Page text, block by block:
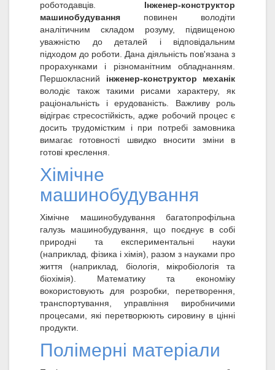
роботодавців. Інженер-конструктор
машинобудування повинен володіти
аналітичним складом розуму, підвищеною
уважністю до деталей і відповідальним
підходом до роботи. Дана діяльність пов'язана з
прорахунками і різноманітним обладнанням.
Першокласний інженер-конструктор механік
володіє також такими рисами характеру, як
раціональність і ерудованість. Важливу роль
відіграє стресостійкість, адже робочий процес є
досить трудомістким і при потребі замовника
вимагає готовності швидко вносити зміни в
готові креслення.
Хімічне
машинобудування
Хімічне машинобудування багатопрофільна
галузь машинобудування, що поєднує в собі
природні та експериментальні науки
(наприклад, фізика і хімія), разом з науками про
життя (наприклад, біологія, мікробіологія та
біохімія). Математику та економіку
вокористовують для розробки, перетворення,
транспортування, управління виробничими
процесами, які перетворюють сировину в цінні
продукти.
Полімерні матеріали